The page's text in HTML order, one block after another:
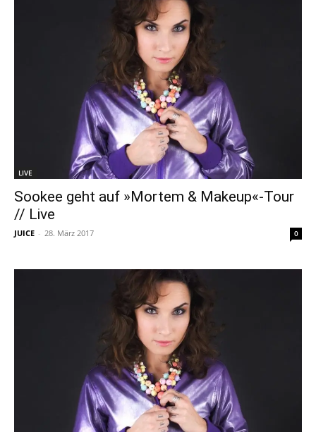
LIVE
Sookee geht auf »Mortem & Makeup«-Tour
// Live
JUICE - 28. März 2017 0